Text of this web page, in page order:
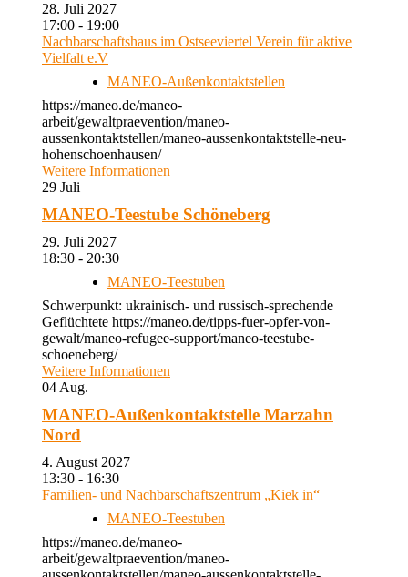
28. Juli 2027
17:00 - 19:00
Nachbarschaftshaus im Ostseeviertel Verein für aktive
Vielfalt e.V
MANEO-Außenkontaktstellen
https://maneo.de/maneo-
arbeit/gewaltpraevention/maneo-
aussenkontaktstellen/maneo-aussenkontaktstelle-neu-
hohenschoenhausen/
Weitere Informationen
29 Juli
MANEO-Teestube Schöneberg
29. Juli 2027
18:30 - 20:30
MANEO-Teestuben
Schwerpunkt: ukrainisch- und russisch-sprechende
Geflüchtete https://maneo.de/tipps-fuer-opfer-von-
gewalt/maneo-refugee-support/maneo-teestube-
schoeneberg/
Weitere Informationen
04 Aug.
MANEO-Außenkontaktstelle Marzahn
Nord
4. August 2027
13:30 - 16:30
Familien- und Nachbarschaftszentrum „Kiek in“
MANEO-Teestuben
https://maneo.de/maneo-
arbeit/gewaltpraevention/maneo-